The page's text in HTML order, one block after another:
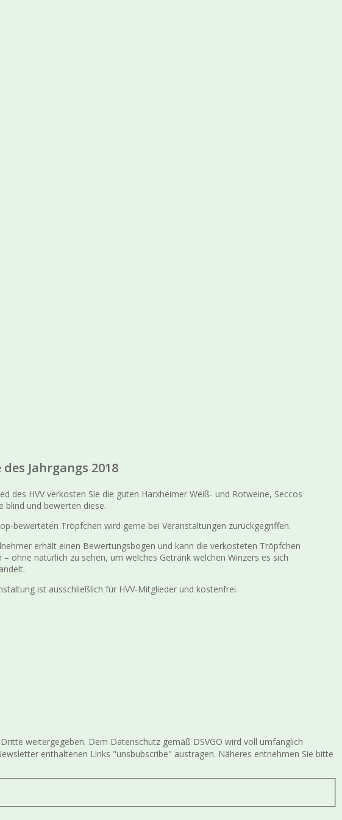
des Jahrgangs 2018
des HVV verkosten Sie die guten Harxheimer Weiß- und Rotweine, Seccos
blind und bewerten diese.
bewerteten Tröpfchen wird gerne bei Veranstaltungen zurückgegriffen.
erhält einen Bewertungsbogen und kann die verkosteten Tröpfchen
– ohne natürlich zu sehen, um welches Getränk welchen Winzers es sich
ist ausschließlich für HVV-Mitglieder und kostenfrei.
weitergegeben. Dem Datenschutz gemäß DSVGO wird voll umfänglich
enthaltenen Links "unsbubscribe" austragen. Näheres entnehmen Sie bitte